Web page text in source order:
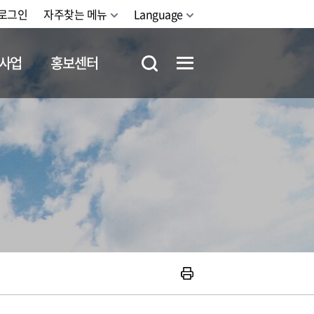
그인 자주찾는 메뉴 Language
업 홍보센터